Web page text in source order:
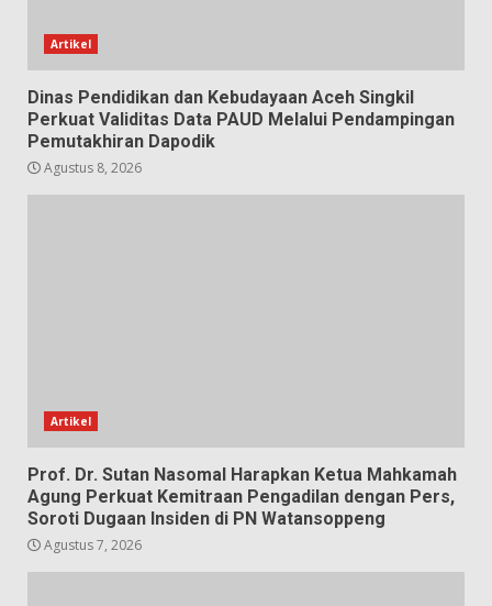
Artikel
Dinas Pendidikan dan Kebudayaan Aceh Singkil
Perkuat Validitas Data PAUD Melalui Pendampingan
Pemutakhiran Dapodik
Agustus 8, 2026
Artikel
Prof. Dr. Sutan Nasomal Harapkan Ketua Mahkamah
Agung Perkuat Kemitraan Pengadilan dengan Pers,
Soroti Dugaan Insiden di PN Watansoppeng
Agustus 7, 2026